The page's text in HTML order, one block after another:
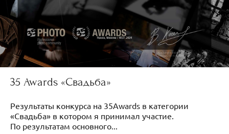
35 Awards «Свадьба»
Результаты конкурса на 35Awards в категории
«Свадьба» в котором я принимал участие.
По результатам основного...